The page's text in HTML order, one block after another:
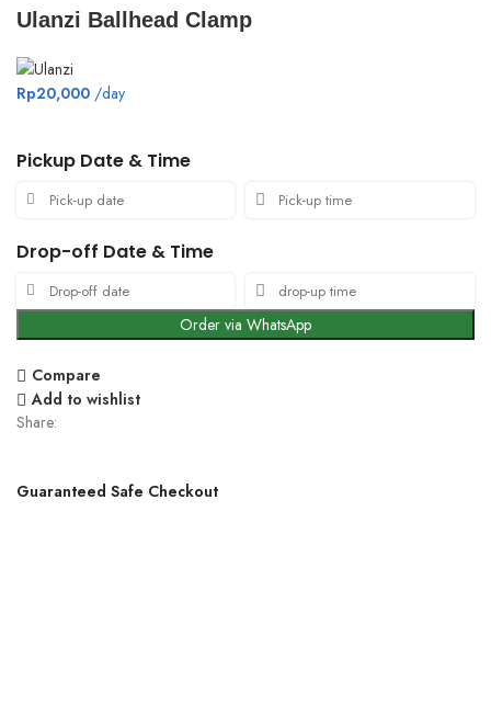
Ulanzi Ballhead Clamp
Rp20,000 /day
Pickup Date & Time
Drop-off Date & Time
Order via WhatsApp
Compare
Add to wishlist
Share:
Guaranteed Safe Checkout